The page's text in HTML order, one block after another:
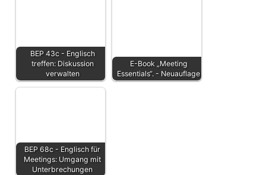
BEP 43c - Englisch
treffen: Diskussion
verwalten
E-Book „Meeting
Essentials“. - Neuauflage
BEP 68c - Englisch für
Meetings: Umgang mit
Unterbrechungen